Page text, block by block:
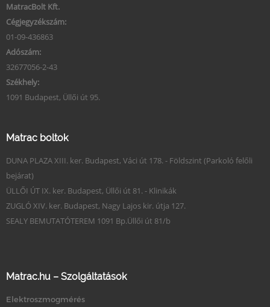
MatracBolt Kft.
Cégjegyzékszám:
01-09-436863
Adószám:
32677056-2-43
Székhely:
1091 Budapest, Üllői út 95.
Matrac boltok
DUNA PLAZA XIII. ker. Budapest, Váci út 178. - Földszint (Parkoló felőli
bejárat)
ÜLLŐI ÚT IX. ker. Budapest, Üllői út 81. - Klinikák
ZUGLÓ XIV. ker. Budapest, Nagy Lajos kir. útja 127.
SEALY BEMUTATÓTEREM 1091 Bp.Üllői út 81/b
Matrac.hu – Szolgáltatások
Elektroszmogmérés